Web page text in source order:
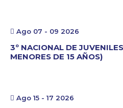
Ago 07 - 09 2026
3º NACIONAL DE
MENORES DE 15 AÑOS)
Ago 15 - 17 2026